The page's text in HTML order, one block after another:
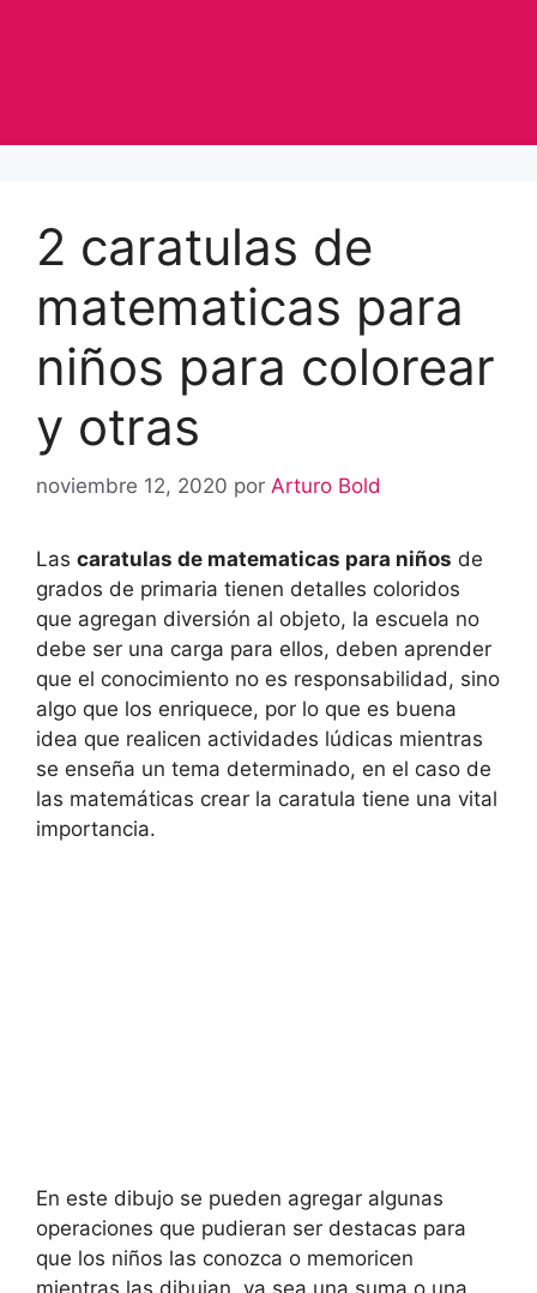
2 caratulas de
matematicas para
niños para colorear
y otras
noviembre 12, 2020 por Arturo Bold
Las caratulas de matematicas para niños de
grados de primaria tienen detalles coloridos
que agregan diversión al objeto, la escuela no
debe ser una carga para ellos, deben aprender
que el conocimiento no es responsabilidad, sino
algo que los enriquece, por lo que es buena
idea que realicen actividades lúdicas mientras
se enseña un tema determinado, en el caso de
las matemáticas crear la caratula tiene una vital
importancia.
En este dibujo se pueden agregar algunas
operaciones que pudieran ser destacas para
que los niños las conozca o memoricen